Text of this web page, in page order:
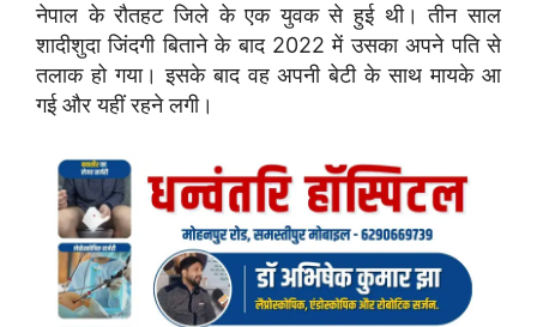
नेपाल के रौतहट जिले के एक युवक से हुई थी। तीन साल
शादीशुदा जिंदगी बिताने के बाद 2022 में उसका अपने पति से
तलाक हो गया। इसके बाद वह अपनी बेटी के साथ मायके आ
गई और यहीं रहने लगी।